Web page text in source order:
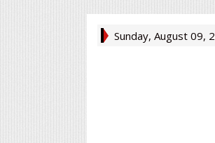
Sunday, August 09,